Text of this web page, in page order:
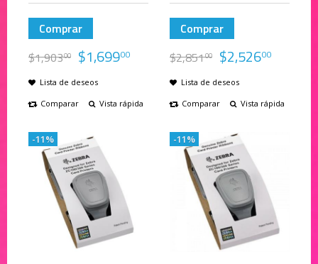
Comprar
$1,90300 $1,69900
Lista de deseos
Comparar
Vista rápida
Comprar
$2,85100 $2,52600
Lista de deseos
Comparar
Vista rápida
-11% -11%